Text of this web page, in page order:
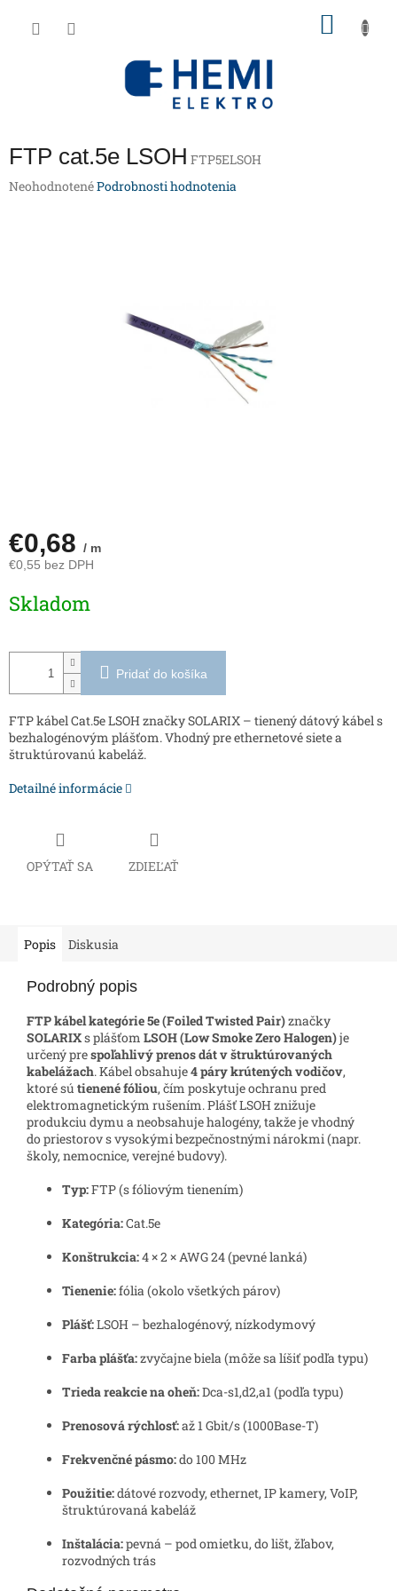
FTP cat.5e LSOH FTP5ELSOH
Priemerné
NeohodnotenéPodrobnosti hodnotenia
€0,68 / m
€0,55 bez DPH
cena:
Skladom
Pridať do košíka
FTP kábel Cat.5e LSOH značky SOLARIX – tienený dátový kábel s
bezhalogénovým plášťom. Vhodný pre ethernetové siete a
štruktúrovanú kabeláž.
Detailné informácie
OPÝTAŤ SA ZDIEĽAŤ
Popis Diskusia
Podrobný popis
FTP kábel kategórie 5e (Foiled Twisted Pair)značky
SOLARIXs plášťom LSOH (Low Smoke Zero Halogen)je
určený prespoľahlivý prenos dát v štruktúrovaných
kabelážach. Kábel obsahuje4 páry krútených vodičov,
ktoré sú tienené fóliou, čím poskytuje ochranu pred
elektromagnetickým rušením. Plášť LSOH znižuje
produkciu dymu a neobsahuje halogény, takže je vhodný
do priestorov s vysokými bezpečnostnými nárokmi (napr.
školy, nemocnice, verejné budovy).
Typ:FTP (s fóliovým tienením)
Kategória:Cat.5e
Konštrukcia:4 × 2 × AWG 24 (pevné lanká)
Tienenie:fólia (okolo všetkých párov)
Plášť:LSOH – bezhalogénový, nízkodymový
Farba plášťa:zvyčajne biela (môže sa líšiť podľa typu)
Trieda reakcie na oheň:Dca-s1,d2,a1 (podľa typu)
Prenosová rýchlosť:až 1 Gbit/s (1000Base-T)
Frekvenčné pásmo:do 100 MHz
Použitie:dátové rozvody, ethernet, IP kamery, VoIP,
štruktúrovaná kabeláž
Inštalácia:pevná – pod omietku, do lišt, žľabov,
rozvodných trás